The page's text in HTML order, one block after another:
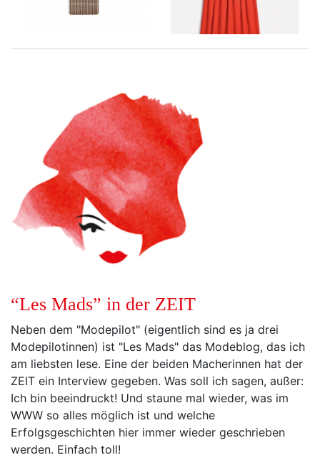
“Les Mads” in der ZEIT
Neben dem "Modepilot" (eigentlich sind es ja drei
Modepilotinnen) ist "Les Mads" das Modeblog, das ich
am liebsten lese. Eine der beiden Macherinnen hat der
ZEIT ein Interview gegeben. Was soll ich sagen, außer:
Ich bin beeindruckt! Und staune mal wieder, was im
WWW so alles möglich ist und welche
Erfolgsgeschichten hier immer wieder geschrieben
werden. Einfach toll!